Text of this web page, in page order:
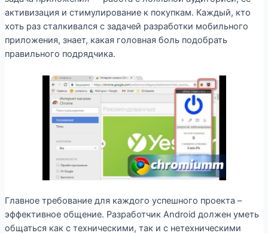
активизация и стимулирование к покупкам. Каждый, кто
хоть раз сталкивался с задачей разработки мобильного
приложения, знает, какая головная боль подобрать
правильного подрядчика.
Главное требование для каждого успешного проекта –
эффективное общение. Разработчик Android должен уметь
общаться как с техническими, так и с нетехническими